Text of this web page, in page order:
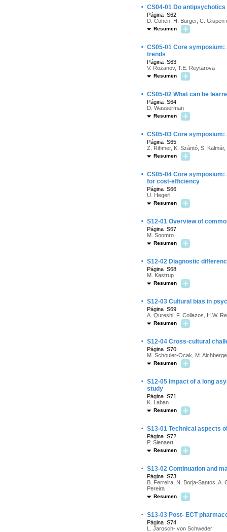
· CS04-01 Do
Página :S62
D. Cohen, H. Burger, C.
Resumen
· CS05-01 Core
trends
Página :S63
V. Rozanov, T.E. Reytarova
Resumen
· CS05-02 What can be
Página :S64
D. Wasserman
Resumen
· CS05-03 Core
Página :S65
Z. Rihmer, K. Szántó, S.
Resumen
· CS05-04 Core
for cost-efficiency
Página :S66
U. Hegerl
Resumen
· S12-01 Overview of
Página :S67
M. Soomro
Resumen
· S12-02 Diagnostic
Página :S68
M. Kastrup
Resumen
· S12-03 Cultural bias in
Página :S69
A. Qureshi, F. Collazos, H.W.
Resumen
· S12-04 Cross-cultural
Página :S70
M. Schouler-Ocak, M.
Resumen
· S12-05 Impact of a long
study
Página :S71
K. Laban
Resumen
· S13-01 Technical aspects
Página :S72
P. Sienaert
Resumen
· S13-02 Continuation and
Página :S73
B. Ferreira, N. Borja-Santos, A.
Pereira
Resumen
· S13-03 Post- ECT
Página :S74
L. Jarosch- von Schweder